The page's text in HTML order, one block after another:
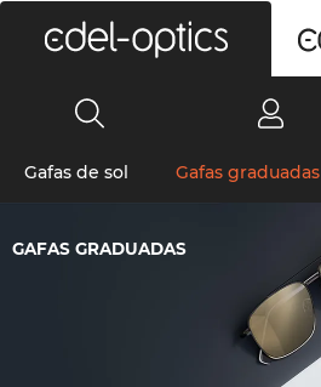
Gafas de sol Gafas graduadas
GAFAS GRADUADAS